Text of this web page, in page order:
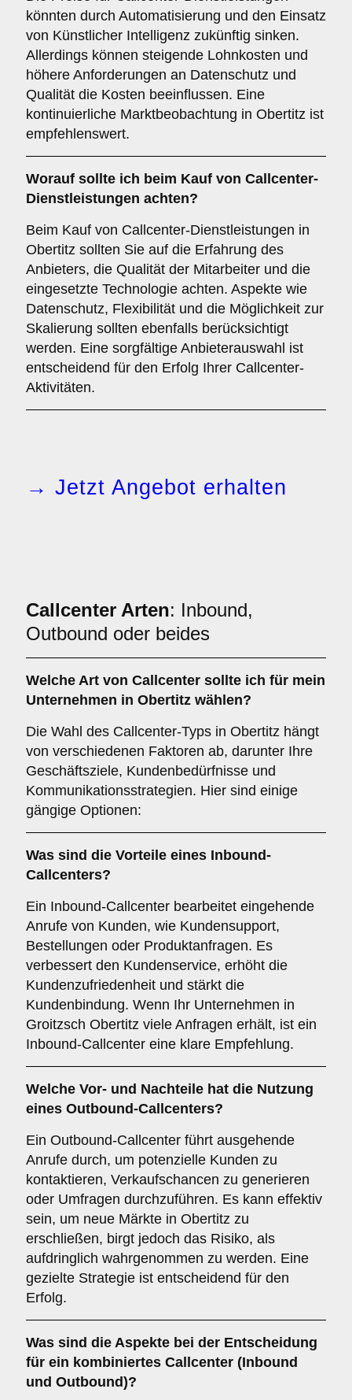
könnten durch Automatisierung und den Einsatz
von Künstlicher Intelligenz zukünftig sinken.
Allerdings können steigende Lohnkosten und
höhere Anforderungen an Datenschutz und
Qualität die Kosten beeinflussen. Eine
kontinuierliche Marktbeobachtung in Obertitz ist
empfehlenswert.
Worauf sollte ich beim Kauf von Callcenter-
Dienstleistungen achten?
Beim Kauf von Callcenter-Dienstleistungen in
Obertitz sollten Sie auf die Erfahrung des
Anbieters, die Qualität der Mitarbeiter und die
eingesetzte Technologie achten. Aspekte wie
Datenschutz, Flexibilität und die Möglichkeit zur
Skalierung sollten ebenfalls berücksichtigt
werden. Eine sorgfältige Anbieterauswahl ist
entscheidend für den Erfolg Ihrer Callcenter-
Aktivitäten.
→ Jetzt Angebot erhalten
Callcenter Arten: Inbound,
Outbound oder beides
Welche Art von Callcenter sollte ich für mein
Unternehmen in Obertitz wählen?
Die Wahl des Callcenter-Typs in Obertitz hängt
von verschiedenen Faktoren ab, darunter Ihre
Geschäftsziele, Kundenbedürfnisse und
Kommunikationsstrategien. Hier sind einige
gängige Optionen:
Was sind die Vorteile eines Inbound-
Callcenters?
Ein Inbound-Callcenter bearbeitet eingehende
Anrufe von Kunden, wie Kundensupport,
Bestellungen oder Produktanfragen. Es
verbessert den Kundenservice, erhöht die
Kundenzufriedenheit und stärkt die
Kundenbindung. Wenn Ihr Unternehmen in
Groitzsch Obertitz viele Anfragen erhält, ist ein
Inbound-Callcenter eine klare Empfehlung.
Welche Vor- und Nachteile hat die Nutzung
eines Outbound-Callcenters?
Ein Outbound-Callcenter führt ausgehende
Anrufe durch, um potenzielle Kunden zu
kontaktieren, Verkaufschancen zu generieren
oder Umfragen durchzuführen. Es kann effektiv
sein, um neue Märkte in Obertitz zu
erschließen, birgt jedoch das Risiko, als
aufdringlich wahrgenommen zu werden. Eine
gezielte Strategie ist entscheidend für den
Erfolg.
Was sind die Aspekte bei der Entscheidung
für ein kombiniertes Callcenter (Inbound
und Outbound)?